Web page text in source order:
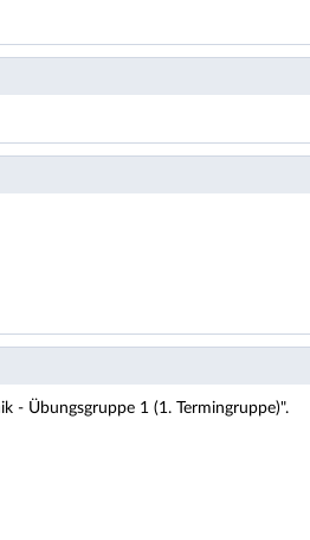
- Übungsgruppe 1 (1. Termingruppe)".